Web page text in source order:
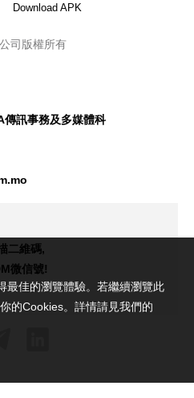
Download APK
司版權所有
傳訊事務及多媒體科
二維碼,
微信號!
最佳的瀏覽體驗。若繼續瀏覽此
的Cookies。詳情請見我們的